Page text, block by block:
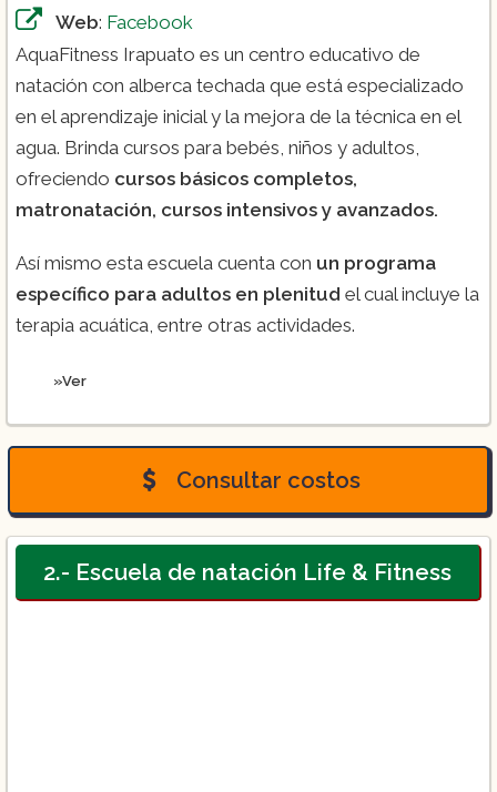
Web: Facebook
AquaFitness Irapuato es un centro educativo de
natación con alberca techada que está especializado
en el aprendizaje inicial y la mejora de la técnica en el
agua. Brinda cursos para bebés, niños y adultos,
ofreciendo cursos básicos completos,
matronatación, cursos intensivos y avanzados.
Así mismo esta escuela cuenta con un programa
específico para adultos en plenitud el cual incluye la
terapia acuática, entre otras actividades.
»Ver
Consultar costos
2.- Escuela de natación Life & Fitness